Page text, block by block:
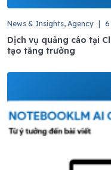
News & Insights, Agency 6
Dịch vụ quảng cáo tại
tạo tăng trưởng